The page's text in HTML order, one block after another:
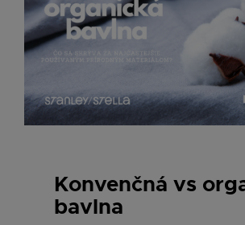
Konvenčná vs
bavlna